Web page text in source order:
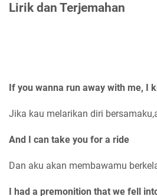
Lirik dan Terjemahan
If you wanna run away with me, I
Jika kau melarikan diri
And I can take you for a ride
Dan aku akan membawamu
I had a premonition that we fell